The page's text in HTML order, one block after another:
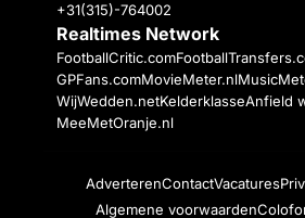
+31(315)-764002
Realtimes Network
FootballCritic.com
GPFans.comMovieMeter.nl
WijWedden.netKelderklasseAnfield
MeeMetOranje.nl
AdverterenContactVacatures
Algemene voorwaarden